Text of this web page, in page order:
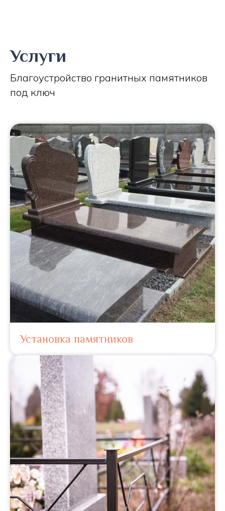
Услуги
Благоустройство гранитных памятников
под ключ
Установка памятников